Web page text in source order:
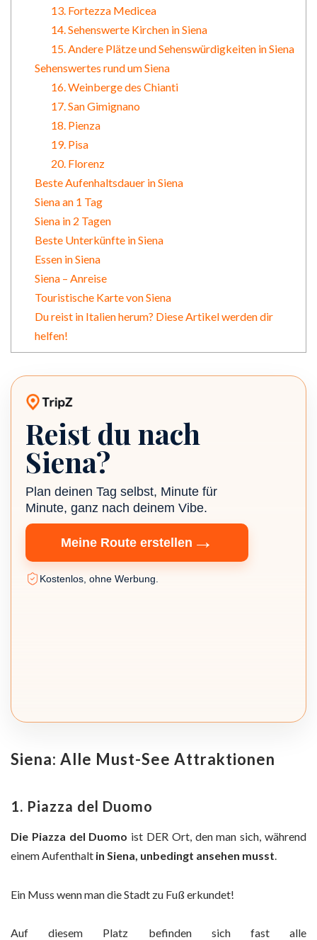
13. Fortezza Medicea
14. Sehenswerte Kirchen in Siena
15. Andere Plätze und Sehenswürdigkeiten in Siena
Sehenswertes rund um Siena
16. Weinberge des Chianti
17. San Gimignano
18. Pienza
19. Pisa
20. Florenz
Beste Aufenhaltsdauer in Siena
Siena an 1 Tag
Siena in 2 Tagen
Beste Unterkünfte in Siena
Essen in Siena
Siena – Anreise
Touristische Karte von Siena
Du reist in Italien herum? Diese Artikel werden dir
helfen!
TripZ Reiseplaner
Reist du nach
Siena?
Plan deinen Tag selbst, Minute für
Minute, ganz nach deinem Vibe.
Meine Route erstellen →
Kostenlos, ohne Werbung.
Siena: Alle Must-See Attraktionen
1. Piazza del Duomo
Die Piazza del Duomo ist DER Ort, den man sich, während
einem Aufenthalt in Siena, unbedingt ansehen musst.
Ein Muss wenn man die Stadt zu Fuß erkundet!
Auf diesem Platz befinden sich fast alle